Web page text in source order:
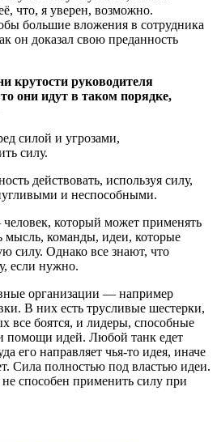
что, я уверен, возможно.
большие вложения в сотрудника
он доказал свою преданность
крутости руководителя
они идут в таком порядке,
силой и угрозами,
силу.
действовать, используя силу,
и неспособными.
который может применять
мысль, команды, идеи, которые
силу. Однако все знают, что
если нужно.
организации — например
В них есть трусливые шестерки,
все боятся, и лидеры, способные
помощи идей. Любой танк едет
его направляет чья-то идея, иначе
Сила полностью под властью идеи.
способен применить силу при